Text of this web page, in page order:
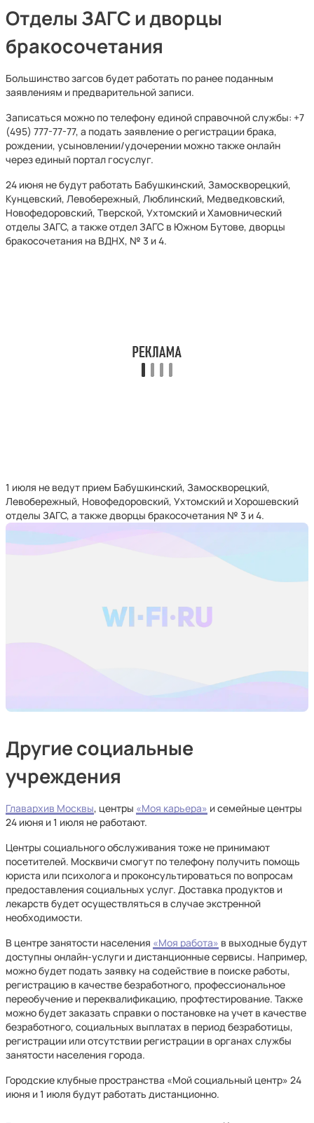
Отделы ЗАГС и дворцы
бракосочетания
Большинство загсов будет работать по ранее поданным
заявлениям и предварительной записи.
Записаться можно по телефону единой справочной службы: +7
(495) 777-77-77, а подать заявление о регистрации брака,
рождении, усыновлении/удочерении можно также онлайн
через единый портал госуслуг.
24 июня не будут работать Бабушкинский, Замоскворецкий,
Кунцевский, Левобережный, Люблинский, Медведковский,
Новофедоровский, Тверской, Ухтомский и Хамовнический
отделы ЗАГС, а также отдел ЗАГС в Южном Бутове, дворцы
бракосочетания на ВДНХ, № 3 и 4.
1 июля не ведут прием Бабушкинский, Замоскворецкий,
Левобережный, Новофедоровский, Ухтомский и Хорошевский
отделы ЗАГС, а также дворцы бракосочетания № 3 и 4.
Другие социальные
учреждения
Главархив Москвы, центры «Моя карьера» и семейные центры
24 июня и 1 июля не работают.
Центры социального обслуживания тоже не принимают
посетителей. Москвичи смогут по телефону получить помощь
юриста или психолога и проконсультироваться по вопросам
предоставления социальных услуг. Доставка продуктов и
лекарств будет осуществляться в случае экстренной
необходимости.
В центре занятости населения «Моя работа» в выходные будут
доступны онлайн-услуги и дистанционные сервисы. Например,
можно будет подать заявку на содействие в поиске работы,
регистрацию в качестве безработного, профессиональное
переобучение и переквалификацию, профтестирование. Также
можно будет заказать справки о постановке на учет в качестве
безработного, социальных выплатах в период безработицы,
регистрации или отсутствии регистрации в органах службы
занятости населения города.
Городские клубные пространства «Мой социальный центр» 24
июня и 1 июля будут работать дистанционно.